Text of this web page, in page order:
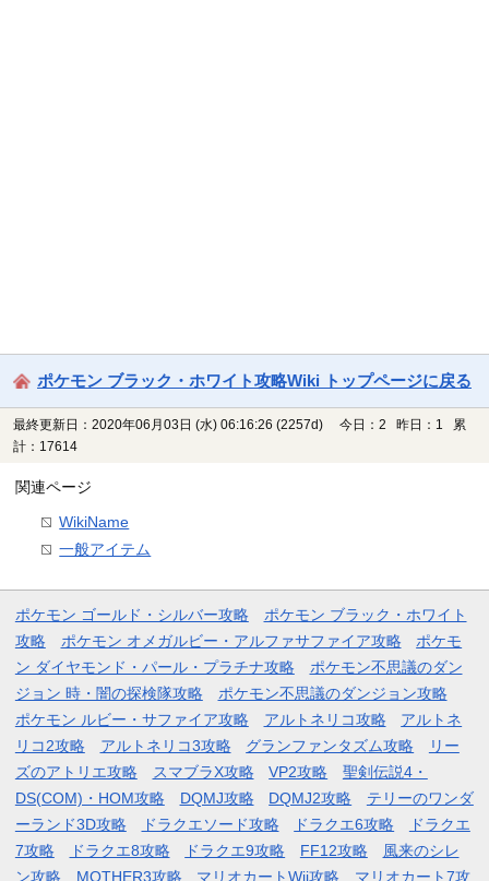
ポケモン ブラック・ホワイト攻略Wiki トップページに戻る
最終更新日：2020年06月03日 (水) 06:16:26 (2257d)
今日：2 昨日：1 累
計：17614
関連ページ
WikiName
一般アイテム
ポケモン ゴールド・シルバー攻略
ポケモン ブラック・ホワイト
攻略
ポケモン オメガルビー・アルファサファイア攻略
ポケモ
ン ダイヤモンド・パール・プラチナ攻略
ポケモン不思議のダン
ジョン 時・闇の探検隊攻略
ポケモン不思議のダンジョン攻略
ポケモン ルビー・サファイア攻略
アルトネリコ攻略
アルトネ
リコ2攻略
アルトネリコ3攻略 グランファンタズム攻略
リー
ズのアトリエ攻略
スマブラX攻略 VP2攻略
聖剣伝説4・
DS(COM)・HOM攻略
DQMJ攻略 DQMJ2攻略
テリーのワンダ
ーランド3D攻略
ドラクエソード攻略 ドラクエ6攻略
ドラクエ
7攻略
ドラクエ8攻略 ドラクエ9攻略 FF12攻略
風来のシレ
ン攻略
MOTHER3攻略 マリオカートWii攻略 マリオカート7攻